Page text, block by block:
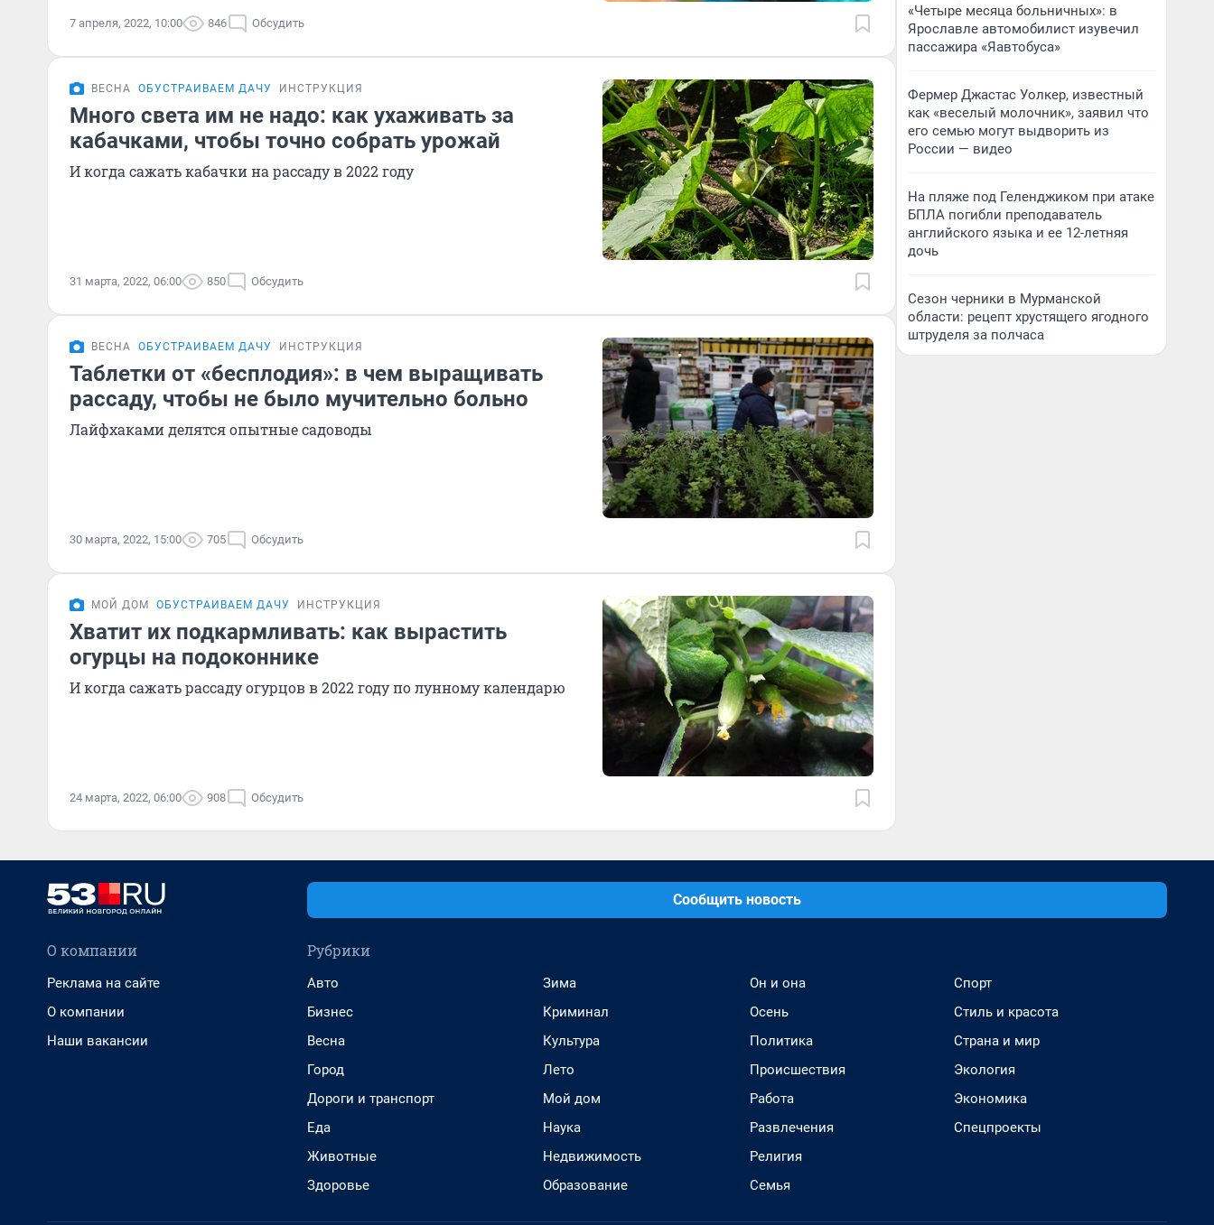
7 апреля, 2022, 10:00 846 Обсудить
ВЕСНА ОБУСТРАИВАЕМ ДАЧУ ИНСТРУКЦИЯ
Много света им не надо: как ухаживать за
кабачками, чтобы точно собрать урожай
И когда сажать кабачки на рассаду в 2022 году
31 марта, 2022, 06:00 850 Обсудить
ВЕСНА ОБУСТРАИВАЕМ ДАЧУ ИНСТРУКЦИЯ
Таблетки от «бесплодия»: в чем выращивать
рассаду, чтобы не было мучительно больно
Лайфхаками делятся опытные садоводы
30 марта, 2022, 15:00 705 Обсудить
МОЙ ДОМ ОБУСТРАИВАЕМ ДАЧУ ИНСТРУКЦИЯ
Хватит их подкармливать: как вырастить
огурцы на подоконнике
И когда сажать рассаду огурцов в 2022 году по лунному календарю
24 марта, 2022, 06:00 908 Обсудить
«Четыре месяца больничных»: в
Ярославле автомобилист изувечил
пассажира «Яавтобуса»
Фермер Джастас Уолкер, известный
как «веселый молочник», заявил что
его семью могут выдворить из
России — видео
На пляже под Геленджиком при атаке
БПЛА погибли преподаватель
английского языка и ее 12-летняя
дочь
Сезон черники в Мурманской
области: рецепт хрустящего ягодного
штруделя за полчаса
Сообщить новость
О компании
Реклама на сайте
О компании
Наши вакансии
Рубрики
Авто
Бизнес
Весна
Город
Дороги и транспорт
Еда
Животные
Здоровье
Зима
Криминал
Культура
Лето
Мой дом
Наука
Недвижимость
Образование
Он и она
Осень
Политика
Происшествия
Работа
Развлечения
Религия
Семья
Спорт
Стиль и красота
Страна и мир
Экология
Экономика
Спецпроекты